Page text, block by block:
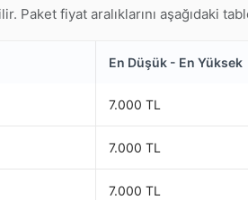
Paket fiyat aralıklarını aşağıdaki
En Düşük - En Yüksek
7.000 TL
7.000 TL
7.000 TL